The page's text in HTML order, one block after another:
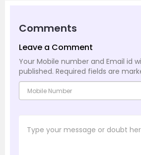
Comments
Leave a Comment
Your Mobile number and Email id
published. Required fields are